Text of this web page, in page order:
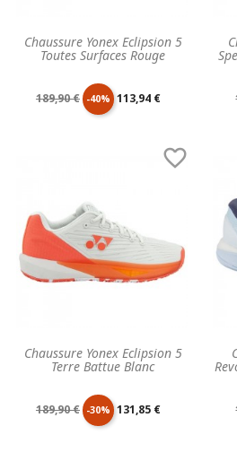
Chaussure Yonex Eclipsion 5
Toutes Surfaces Rouge
Prix
189,90 € -40% Prix
113,94 €
Chaussure Yonex Eclipsion 5
Terre Battue Blanc

Prix
189,90 € -30% Prix
131,85 €